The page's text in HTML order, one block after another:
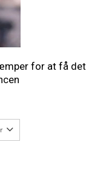
for at få det